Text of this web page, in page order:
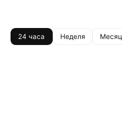
24 часа Неделя Месяц